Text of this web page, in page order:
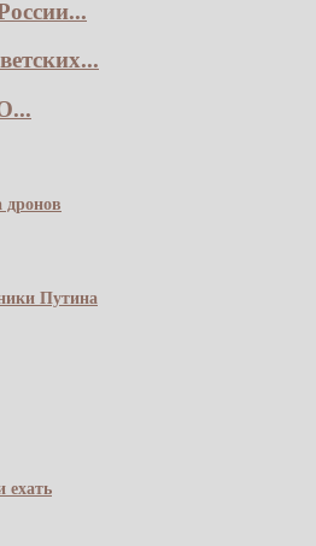
дронов
Путина
ехать